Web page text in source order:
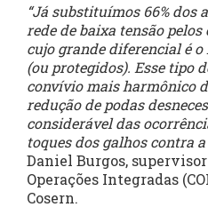
“Já substituímos 66% dos
rede de baixa tensão
cujo grande diferencial é
(ou protegidos). Esse tipo
convívio mais harmônico
redução de podas
considerável das
toques dos galhos contra
Daniel Burgos,
Operações Integradas
Cosern.